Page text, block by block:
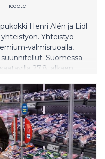
| Tiedote
Henri Alén ja Lidl
Yhteistyö
valmisruoalla,
Suomessa
27.8. alkaen